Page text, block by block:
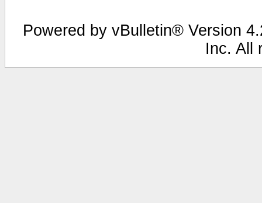
Powered by vBulletin® Version
Inc. All